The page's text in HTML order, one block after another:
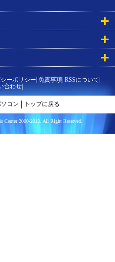
ーポリシー 免責事項 RSSについて
合わせ
コン トップに戻る
Center 2000-2013. All Right Reserved.